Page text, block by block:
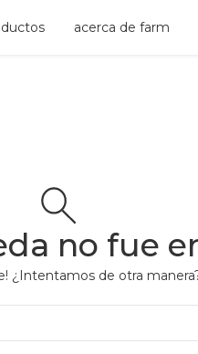
acerca de farm
no fue
¿Intentamos de otra
Rehacer